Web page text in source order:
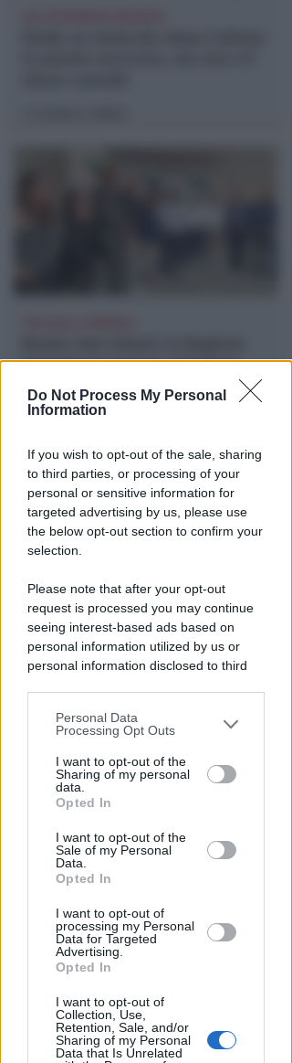
Do Not Process My Personal
Information
If you wish to opt-out of the sale, sharing
to third parties, or processing of your
personal or sensitive information for
targeted advertising by us, please use
the below opt-out section to confirm your
selection.
Please note that after your opt-out
request is processed you may continue
seeing interest-based ads based on
personal information utilized by us or
personal information disclosed to third
You may separately opt-out of the further
disclosure of your personal information
by third parties on the IAB’s list of
downstream participants.
by us to third parties on the IAB’s List of
Downstream Participants that may
further disclose it to other third parties.
Personal Data
Processing Opt Outs
I want to opt-out of the
Sharing of my personal
data.
Opted In
I want to opt-out of the
Sale of my Personal
Data.
Opted In
I want to opt-out of
processing my Personal
Data for Targeted
Advertising.
Opted In
I want to opt-out of
Collection, Use,
Retention, Sale, and/or
Sharing of my Personal
Data that Is Unrelated
aumenta le risorse e finanzia
tutti i progetti
Redazione
PIAZZA TRE MARTIRI
Aspettando papa Leone, una
ligaza in piazza Tre Martiri
COSTO DI 392 MILA EURO
San Giuliano: ok al progetto per
il nuovo capanno e la
passeggiata sul fiume
Redazione